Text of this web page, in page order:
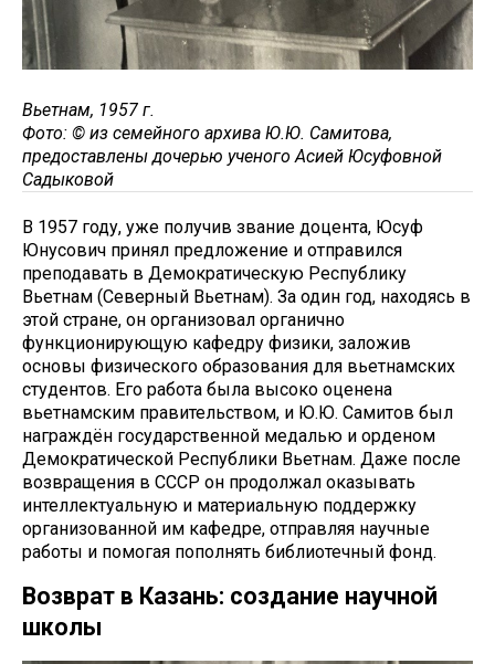
Вьетнам, 1957 г.
Фото: © из семейного архива Ю.Ю. Самитова,
предоставлены дочерью ученого Асией Юсуфовной
Садыковой
В 1957 году, уже получив звание доцента, Юсуф
Юнусович принял предложение и отправился
преподавать в Демократическую Республику
Вьетнам (Северный Вьетнам). За один год, находясь в
этой стране, он организовал органично
функционирующую кафедру физики, заложив
основы физического образования для вьетнамских
студентов. Его работа была высоко оценена
вьетнамским правительством, и Ю.Ю. Самитов был
награждён государственной медалью и орденом
Демократической Республики Вьетнам. Даже после
возвращения в СССР он продолжал оказывать
интеллектуальную и материальную поддержку
организованной им кафедре, отправляя научные
работы и помогая пополнять библиотечный фонд.
Возврат в Казань: создание научной
школы